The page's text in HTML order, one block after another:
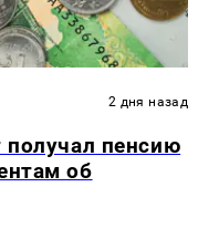
2 дня назад
пенсию
об